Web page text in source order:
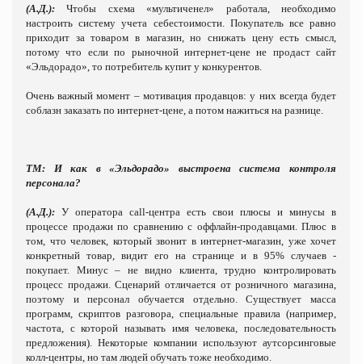
(А.Д.): Чтобы схема «мультиченел» работала, необходимо
настроить систему учета себестоимости. Покупатель все равно
приходит за товаром в магазин, но снижать цену есть смысл,
потому что если по рыночной интернет-цене не продаст сайт
«Эльдорадо», то потребитель купит у конкурентов.
Очень важный момент – мотивация продавцов: у них всегда будет
соблазн заказать по интернет-цене, а потом нажиться на разнице.
ТМ: И как в «Эльдорадо» выстроена система контроля
персонала?
(А.Д.): У оператора call-центра есть свои плюсы и минусы в
процессе продажи по сравнению с оффлайн-продавцами. Плюс в
том, что человек, который звонит в интернет-магазин, уже хочет
конкретный товар, видит его на странице и в 95% случаев -
покупает. Минус – не видно клиента, трудно контролировать
процесс продажи. Сценарий отличается от розничного магазина,
поэтому и персонал обучается отдельно. Существует масса
программ, скриптов разговора, специальные правила (например,
частота, с которой называть имя человека, последовательность
предложения). Некоторые компании используют аутсорсинговые
колл-центры, но там людей обучать тоже необходимо.